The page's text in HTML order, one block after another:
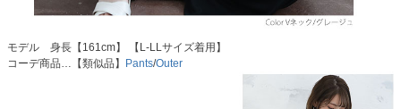
モデル 身長【161cm】 【L-LLサイズ着用】
コーデ商品…【類似品】 Pants/Outer